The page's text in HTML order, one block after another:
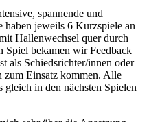
spannende und
haben jeweils 6 Kurzspiele an
Hallenwechsel quer durch
Spiel bekamen wir Feedback
als Schiedsrichter/innen oder
zum Einsatz kommen. Alle
gleich in den nächsten Spielen